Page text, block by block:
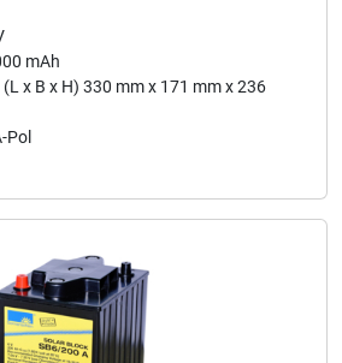
mAh
(L x B x H) 330 mm x 171 mm x 236
Pol